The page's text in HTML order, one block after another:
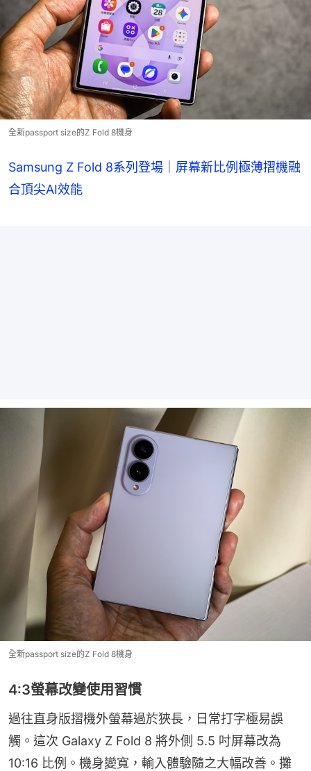
全新passport size的Z Fold 8機身
Samsung Z Fold 8系列登場｜屏幕新比例極薄摺機融
合頂尖AI效能
全新passport size的Z Fold 8機身
4:3螢幕改變使用習慣
過往直身版摺機外螢幕過於狹長，日常打字極易誤
觸。這次 Galaxy Z Fold 8 將外側 5.5 吋屏幕改為
10:16 比例。機身變寬，輸入體驗隨之大幅改善。攤